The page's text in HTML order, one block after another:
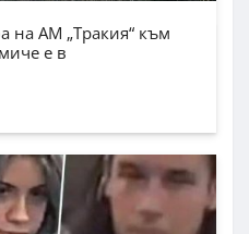
на АМ „Тракия“ към
е в